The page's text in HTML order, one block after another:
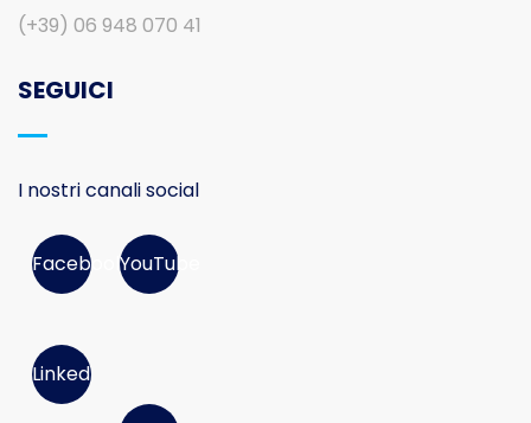
(+39) 06 948 070 41
SEGUICI
I nostri canali social
FacebookYouTube
Linked